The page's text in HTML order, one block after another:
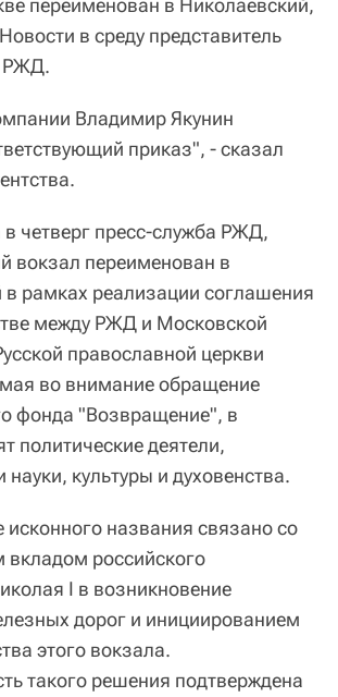
переименован в Николаевский,
в среду представитель
РЖД.
Владимир Якунин
приказ", - сказал
четверг пресс-служба РЖД,
вокзал переименован в
в рамках реализации соглашения
между РЖД и Московской
православной церкви
во внимание обращение
фонда "Возвращение", в
политические деятели,
науки, культуры и духовенства.
названия связано со
вкладом российского
I в возникновение
дорог и инициированием
этого вокзала.
такого решения подтверждена